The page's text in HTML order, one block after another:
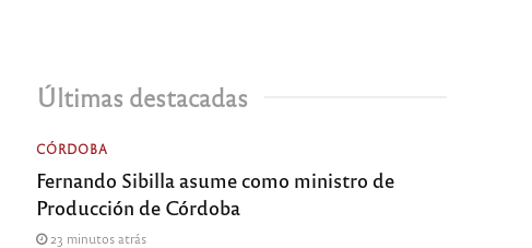
Últimas destacadas
CÓRDOBA
Fernando Sibilla asume como ministro de
Producción de Córdoba
23 minutos atrás